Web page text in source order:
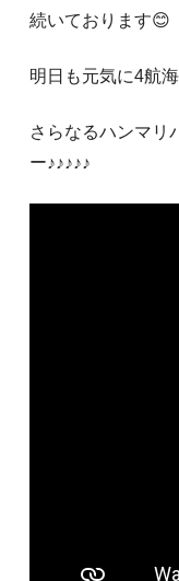
続いております😊
明日も元気に4航
さらなるハンマリ
ー♪♪♪♪♪